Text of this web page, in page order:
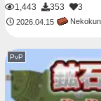
1,443 353 3
2026.04.15
PvP